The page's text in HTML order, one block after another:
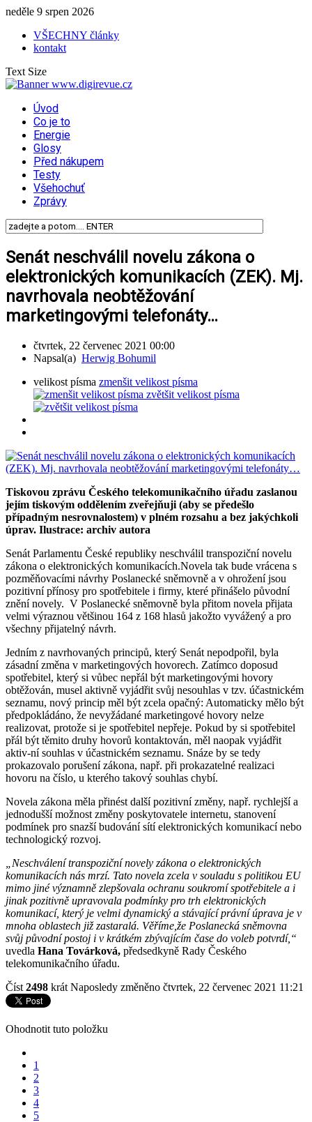
neděle 9 srpen 2026
VŠECHNY články
kontakt
Text Size
Úvod
Co je to
Energie
Glosy
Před nákupem
Testy
Všehochuť
Zprávy
Senát neschválil novelu zákona o
elektronických komunikacích (ZEK). Mj.
navrhovala neobtěžování
marketingovými telefonáty…
čtvrtek, 22 červenec 2021 00:00
Napsal(a) Herwig Bohumil
velikost písma zmenšit velikost písma
zvětšit velikost písma
Tiskovou zprávu Českého telekomunikačního úřadu zaslanou
jejím tiskovým oddělením zveřejňuji (aby se předešlo
případným nesrovnalostem) v plném rozsahu a bez jakýchkoli
úprav. Ilustrace: archiv autora
Senát Parlamentu České republiky neschválil transpoziční novelu
zákona o elektronických komunikacích.Novela tak bude vrácena s
pozměňovacími návrhy Poslanecké sněmovně a v ohrožení jsou
pozitivní přínosy pro spotřebitele i firmy, které přinášelo původní
znění novely. V Poslanecké sněmovně byla přitom novela přijata
velmi výraznou většinou 164 z 168 hlasů jakožto vyvážený a pro
všechny přijatelný návrh.
Jedním z navrhovaných principů, který Senát nepodpořil, byla
zásadní změna v marketingových hovorech. Zatímco doposud
spotřebitel, který si vůbec nepřál být marketingovými hovory
obtěžován, musel aktivně vyjádřit svůj nesouhlas v tzv. účastnickém
seznamu, nový princip měl být zcela opačný: Automaticky mělo být
předpokládáno, že nevyžádané marketingové hovory nelze
realizovat, protože si je spotřebitel nepřeje. Pokud by si spotřebitel
přál být těmito druhy hovorů kontaktován, měl naopak vyjádřit
aktiv-ní souhlas v účastnickém seznamu. Snáze by se tedy
prokazovalo porušení zákona, např. při prokazatelné realizaci
hovoru na číslo, u kterého takový souhlas chybí.
Novela zákona měla přinést další pozitivní změny, např. rychlejší a
jednodušší možnost změny poskytovatele internetu, stanovení
podmínek pro snazší budování sítí elektronických komunikací nebo
technologický rozvoj.
„Neschválení transpoziční novely zákona o elektronických
komunikacích nás mrzí. Tato novela zcela v souladu s politikou EU
mimo jiné významně zlepšovala ochranu soukromí spotřebitele a i
jinak pozitivně upravovala podmínky pro trh elektronických
komunikací, který je velmi dynamický a stávající právní úprava je v
mnoha oblastech již zastaralá. Věříme,že Poslanecká sněmovna
svůj původní postoj i v krátkém zbývajícím čase do voleb potvrdí,“
uvedla Hana Továrková, předsedkyně Rady Českého
telekomunikačního úřadu.
Číst 2498 krát Naposledy změněno čtvrtek, 22 červenec 2021 11:21
Ohodnotit tuto položku
1
2
3
4
5